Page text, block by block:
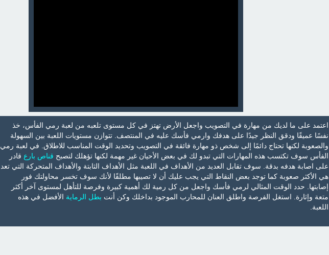
اعتمد على ما لديك من مهارة في التصويب واجعل الأرض تهتز في كل مستوى تلعبه من لعبة رمي الفأس، خذ
نفسًا عميقًا ودقق النظر جيدًا على هدفك وارمي فأسك عليه في المنتصف. تتوازن مستويات اللعبة بين السهولة
والصعوبة لكنها تحتاج دائمًا إلى شخص ذو مهارة فائقة في التصويب وتحديد الوقت المناسب للاطلاق. في لعبة رمي
الفأس سوف تكتسب هذه المهارات التي تبدو لك في بعض الأحيان غير مهمة لكنها تؤهلك لتصبح قناص بارع قادر
على اصابة هدفه بدقة. سوف تقابل العديد من الأهداف في اللعبة مثل الأهداف الثابتة والأهداف المتحركة التي تعد
هي الأكثر صعوبة كما توجد بعض النقاط التي يجب عليك أن لا تصيبها مطلقًا لأنك سوف تخسر محاولتك فور
إصابتها. حدد الوقت المثالي لرمي فأسك واجعل من كل رمية لك أهمية كبيرة وفرصة للتأهل لمستوى آخر أكثر
متعة وإثارة. استغل الفرصة واطلق العنان للمحارب الموجود بداخلك وكن أنت بطل الرماية الأفضل في هذه
اللعبة.